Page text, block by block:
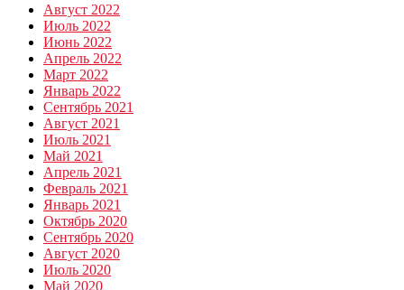
Август 2022
Июль 2022
Июнь 2022
Апрель 2022
Март 2022
Январь 2022
Сентябрь 2021
Август 2021
Июль 2021
Май 2021
Апрель 2021
Февраль 2021
Январь 2021
Октябрь 2020
Сентябрь 2020
Август 2020
Июль 2020
Май 2020